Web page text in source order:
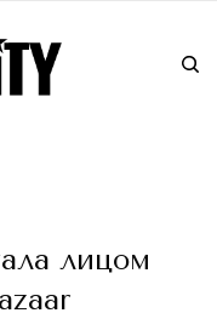
лицом